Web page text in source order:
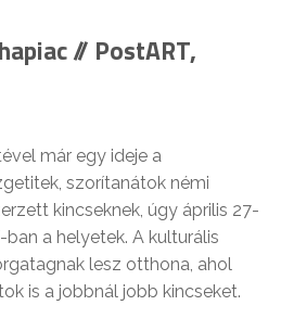
// PostART,
már egy ideje a
szorítanátok némi
kincseknek, úgy április 27-
a helyetek. A kulturális
lesz otthona, ahol
is a jobbnál jobb kincseket.